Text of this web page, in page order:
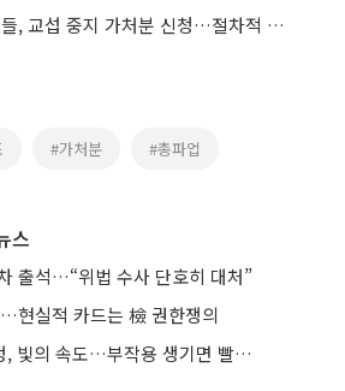
삼성전자 DX노조원들, 교섭 중지 가처분 신청…절차적 정당성 지적
#가처분 #총파업
스
출석…“위법 수사 단호히 대처”
현실적 카드는 檢 권한쟁의
정성호 “형소법 개정, 빛의 속도…부작용 생기면 빨리 고쳐야”